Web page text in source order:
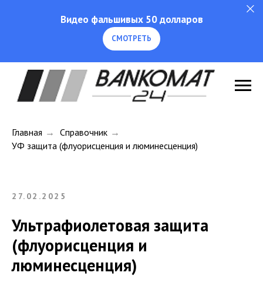
Видео фальшивых 50 долларов
СМОТРЕТЬ
Главная → Справочник →
УФ защита (флуорисценция и люминесценция)
27.02.2025
Ультрафиолетовая защита
(флуорисценция и
люминесценция)